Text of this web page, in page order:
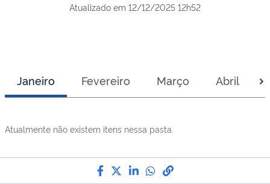
Atualizado em 12/12/2025 12h52
Janeiro Fevereiro Março Abril
Atualmente não existem itens nessa pasta.
Compartilhe por Facebook
Compartilhe por Twitter
Compartilhe por
Compartilhe por
link para Copiar